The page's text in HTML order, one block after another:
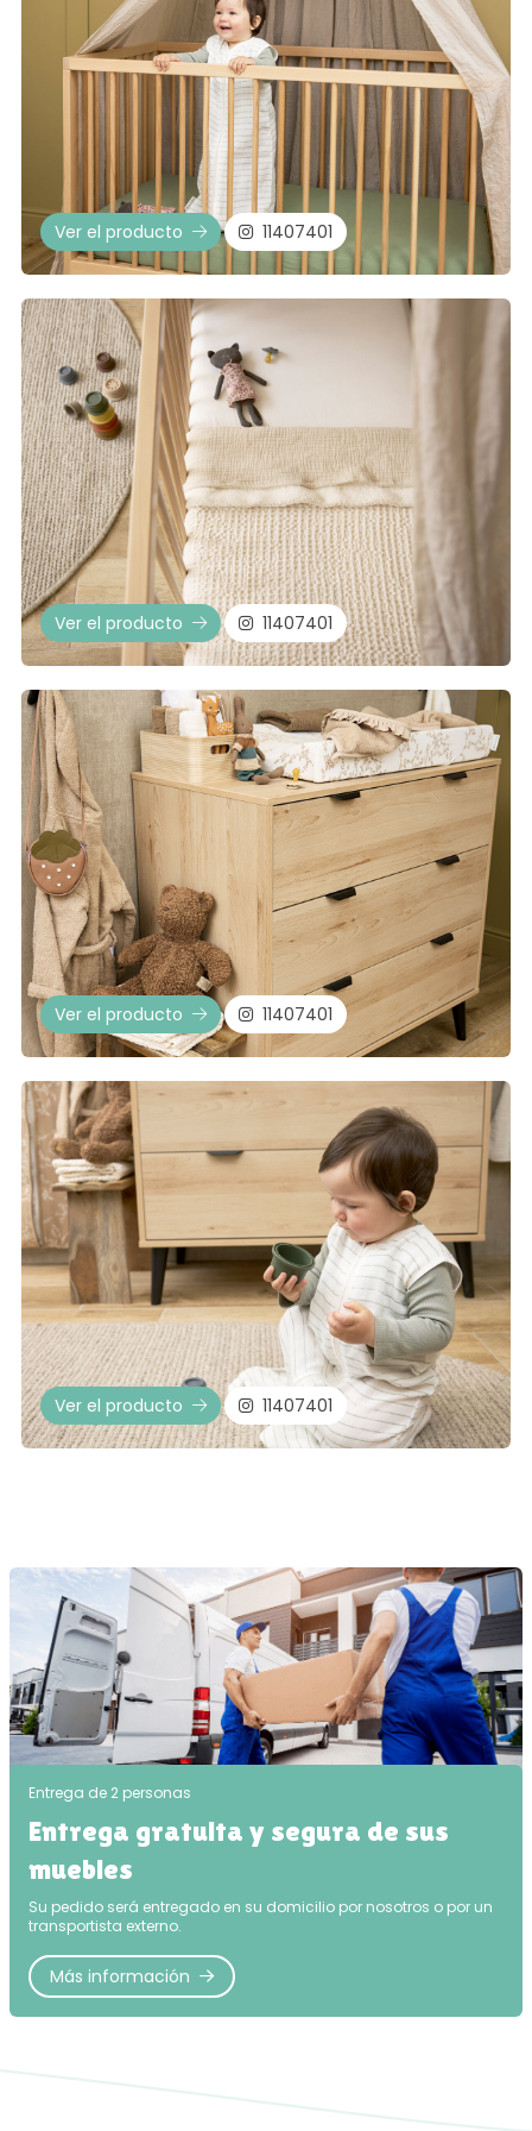
Ver el producto 11407401
Ver el producto 11407401
Ver el producto 11407401
Ver el producto 11407401
Entrega de 2 personas
Entrega gratuita y segura de sus
muebles
Su pedido será entregado en su domicilio por nosotros o por un
transportista externo.
Más información